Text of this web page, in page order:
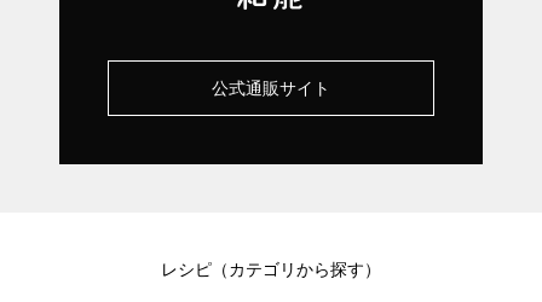
公式通販サイト
レシピ（カテゴリから探す）